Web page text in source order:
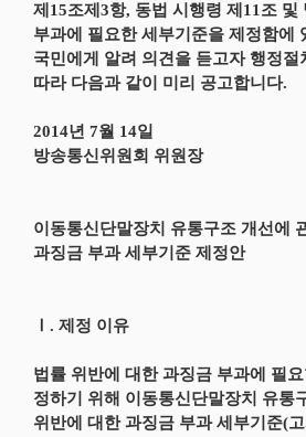
제15조제3항, 동법 시행령 제11조 및
부과에 필요한 세부기준을 제정함에
국민에게 알려 의견을 듣고자 행정절
따라 다음과 같이 미리 공고합니다.
2014년 7월 14일
방송통신위원회 위원장
이동통신단말장치 유통구조 개선에
과징금 부과 세부기준 제정안
Ⅰ. 제정 이유
법률 위반에 대한 과징금 부과에 필
정하기 위해 이동통신단말장치 유통
위반에 대한 과징금 부과 세부기준(